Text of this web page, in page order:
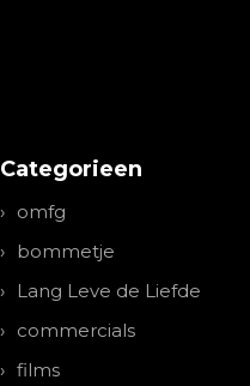
Categorieen
omfg
bommetje
Lang Leve de Liefde
commercials
films